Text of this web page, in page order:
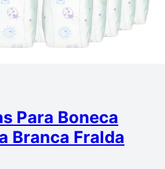
Para Boneca
Branca Fralda